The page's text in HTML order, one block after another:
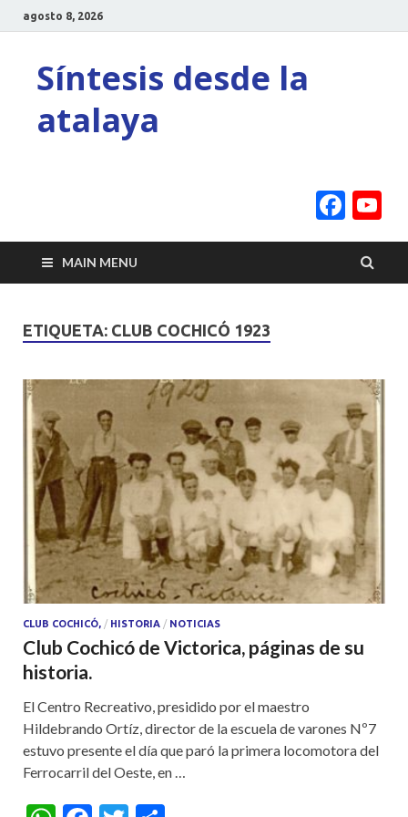
agosto 8, 2026
Síntesis desde la
atalaya
MAIN MENU
ETIQUETA: CLUB COCHICÓ 1923
CLUB COCHICÓ, / HISTORIA / NOTICIAS
Club Cochicó de Victorica, páginas de su
historia.
El Centro Recreativo, presidido por el maestro
Hildebrando Ortíz, director de la escuela de varones Nº7
estuvo presente el día que paró la primera locomotora del
Ferrocarril del Oeste, en …